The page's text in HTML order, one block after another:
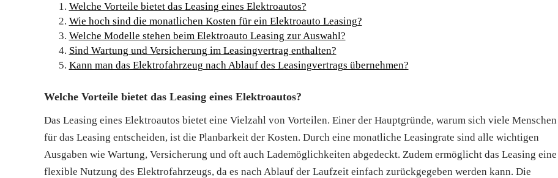
Welche Vorteile bietet das Leasing eines Elektroautos?
Wie hoch sind die monatlichen Kosten für ein Elektroauto Leasing?
Welche Modelle stehen beim Elektroauto Leasing zur Auswahl?
Sind Wartung und Versicherung im Leasingvertrag enthalten?
Kann man das Elektrofahrzeug nach Ablauf des Leasingvertrags übernehmen?
Welche Vorteile bietet das Leasing eines Elektroautos?
Das Leasing eines Elektroautos bietet eine Vielzahl von Vorteilen. Einer der Hauptgründe, warum sich viele Menschen
für das Leasing entscheiden, ist die Planbarkeit der Kosten. Durch eine monatliche Leasingrate sind alle wichtigen
Ausgaben wie Wartung, Versicherung und oft auch Lademöglichkeiten abgedeckt. Zudem ermöglicht das Leasing eine
flexible Nutzung des Elektrofahrzeugs, da es nach Ablauf der Laufzeit einfach zurückgegeben werden kann. Die